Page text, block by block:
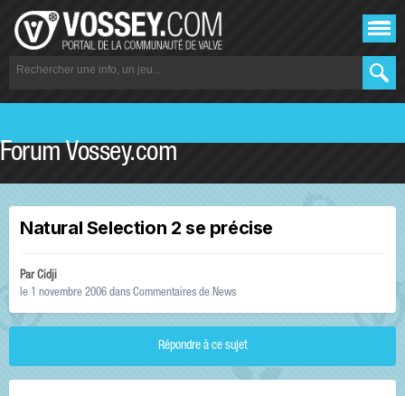
Forum Vossey.com
Natural Selection 2 se précise
ParCidji
le 1 novembre 2006 dans Commentaires de News
Répondre à ce sujet